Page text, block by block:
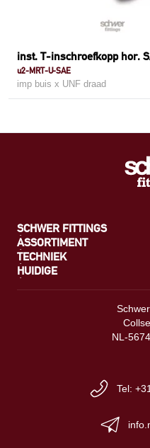
inst. T-inschroefkopp hor.
u2-MRT-U-SAE
imp buis x UNF draad
SCHWER FITTINGS
ASSORTIMENT
TECHNIEK
HUIDIGE
NL-
Tel: